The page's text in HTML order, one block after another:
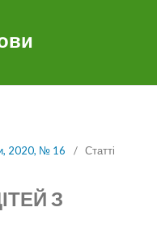
2020, № 16 / Статті
З